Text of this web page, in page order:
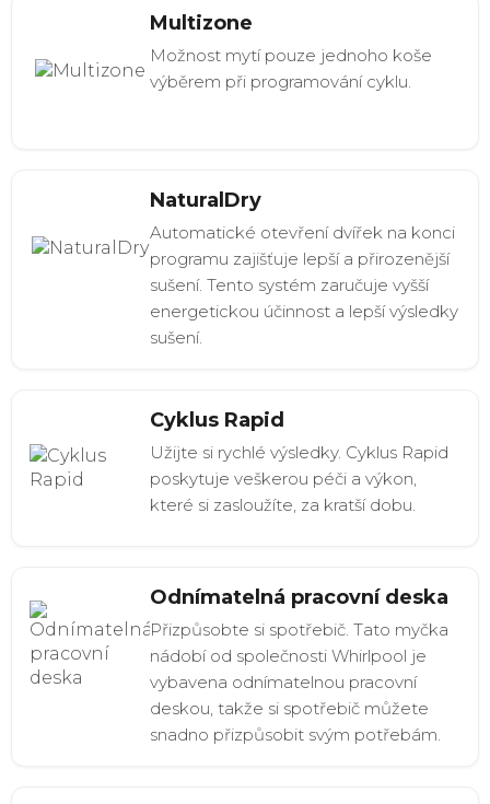
Multizone
Možnost mytí pouze jednoho koše
výběrem při programování cyklu.
NaturalDry
Automatické otevření dvířek na konci
programu zajišťuje lepší a přirozenější
sušení. Tento systém zaručuje vyšší
energetickou účinnost a lepší výsledky
sušení.
Cyklus Rapid
Užijte si rychlé výsledky. Cyklus Rapid
poskytuje veškerou péči a výkon,
které si zasloužíte, za kratší dobu.
Odnímatelná pracovní deska
Přizpůsobte si spotřebič. Tato myčka
nádobí od společnosti Whirlpool je
vybavena odnímatelnou pracovní
deskou, takže si spotřebič můžete
snadno přizpůsobit svým potřebám.